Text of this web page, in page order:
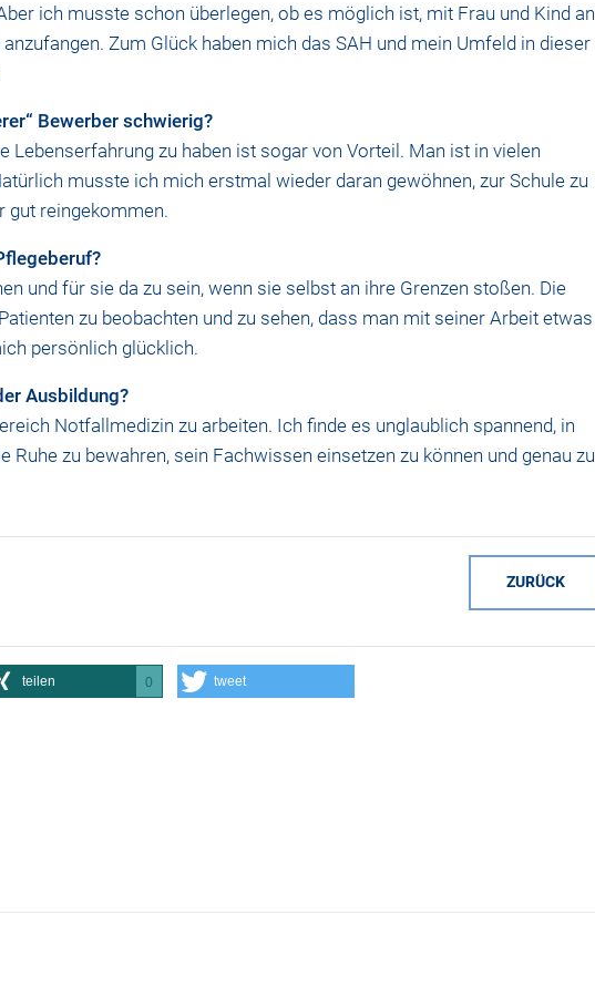
ich musste schon überlegen, ob es möglich ist, mit Frau und Kind an
Zum Glück haben mich das SAH und mein Umfeld in dieser
Bewerber schwierig?
Lebenserfahrung zu haben ist sogar von Vorteil. Man ist in vielen
musste ich mich erstmal wieder daran gewöhnen, zur Schule zu
gut reingekommen.
und für sie da zu sein, wenn sie selbst an ihre Grenzen stoßen. Die
zu beobachten und zu sehen, dass man mit seiner Arbeit etwas
persönlich glücklich.
Ausbildung?
Notfallmedizin zu arbeiten. Ich finde es unglaublich spannend, in
Ruhe zu bewahren, sein Fachwissen einsetzen zu können und genau zu
ZURÜCK
teilen 0 tweet